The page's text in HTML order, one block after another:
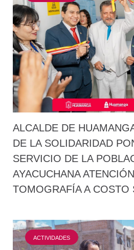
ALCALDE DE
DE LA SOLIDARIDAD
SERVICIO DE LA
AYACUCHANA
TOMOGRAFÍA A COSTO
ACTIVIDADES